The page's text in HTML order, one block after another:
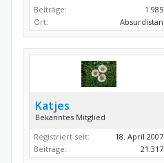
Beiträge:
1.985
Ort:
Absurdistan
Katjes
Bekanntes Mitglied
Registriert seit:
18. April 2007
Beiträge:
21.317